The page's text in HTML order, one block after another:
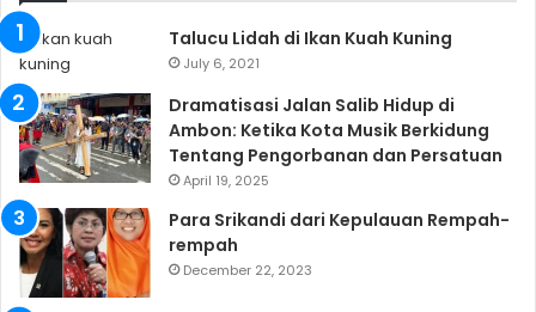
Talucu Lidah di Ikan Kuah Kuning
July 6, 2021
Dramatisasi Jalan Salib Hidup di
Ambon: Ketika Kota Musik Berkidung
Tentang Pengorbanan dan Persatuan
April 19, 2025
Para Srikandi dari Kepulauan Rempah-
rempah
December 22, 2023